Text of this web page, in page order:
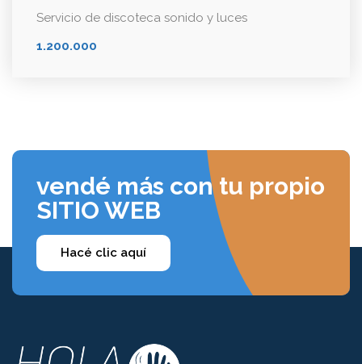
Servicio de discoteca sonido y luces
1.200.000
vendé más con tu propio
SITIO WEB
Hacé clic aquí